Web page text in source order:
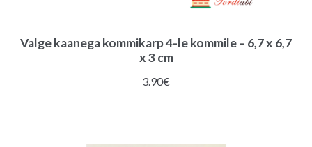
Valge kaanega kommikarp 4-le kommile – 6,7 x 6,7
x 3 cm
3.90€